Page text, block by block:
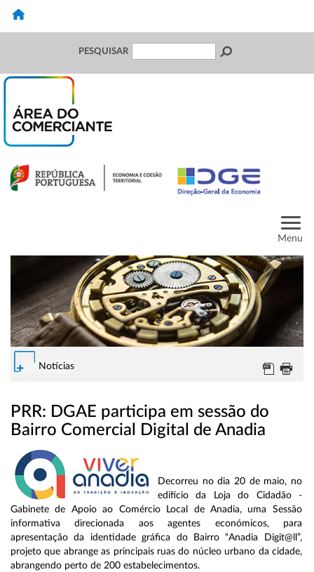
PESQUISAR
Menu
Notícias
PRR: DGAE participa em sessão do
Bairro Comercial Digital de Anadia
Decorreu no dia 20 de maio, no
edifício da Loja do Cidadão -
Gabinete de Apoio ao Comércio Local de Anadia, uma Sessão
informativa direcionada aos agentes económicos, para
apresentação da identidade gráfica do Bairro “Anadia Digit@ll”,
projeto que abrange as principais ruas do núcleo urbano da cidade,
abrangendo perto de 200 estabelecimentos.